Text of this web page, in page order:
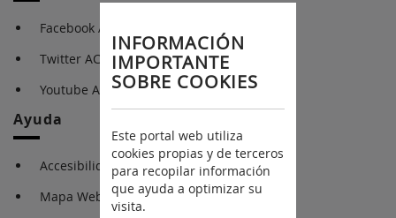
Facebook ACIISI
Twitter ACIISI
Youtube ACIISI
Ayuda
Accesibilidad
Mapa Web
INFORMACIÓN
IMPORTANTE
SOBRE COOKIES
Este portal web utiliza
cookies propias y de terceros
para recopilar información
que ayuda a optimizar su
visita.